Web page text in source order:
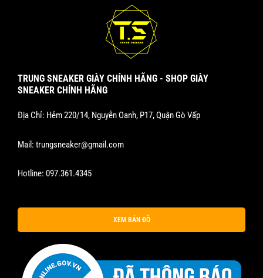
TRUNG SNEAKER GIÀY CHÍNH HÃNG - SHOP GIÀY
SNEAKER CHÍNH HÃNG
Địa Chỉ: Hẻm 220/14, Nguyễn Oanh, P17, Quận Gò Vấp
Mail: trungsneaker@gmail.com
Hotline: 097.361.4345
XEM BẢN ĐỒ